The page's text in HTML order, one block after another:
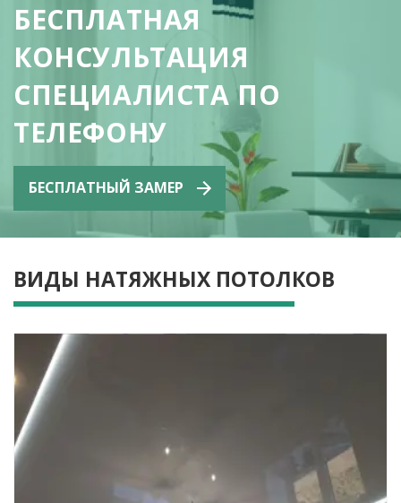
БЕСПЛАТНАЯ
КОНСУЛЬТАЦИЯ
СПЕЦИАЛИСТА ПО
ТЕЛЕФОНУ
БЕСПЛАТНЫЙ ЗАМЕР
ВИДЫ НАТЯЖНЫХ ПОТОЛКОВ